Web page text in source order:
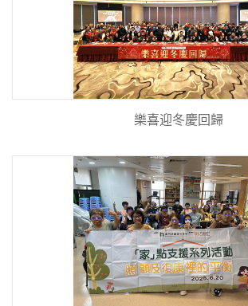
樂喜迎冬慶回歸